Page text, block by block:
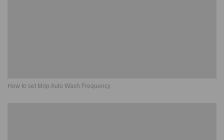
How to set Mop Auto Wash Frequency